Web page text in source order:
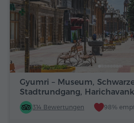
Gyumri – Museum,
Stadtrundgang, Harichavank
314 Bewertungen 98%